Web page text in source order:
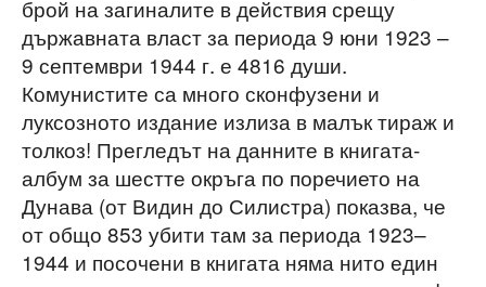
брой на загиналите в действия срещу
държавната власт за периода 9 юни 1923 –
9 септември 1944 г. е 4816 души.
Комунистите са много сконфузени и
луксозното издание излиза в малък тираж и
толкоз! Прегледът на данните в книгата-
албум за шестте окръга по поречието на
Дунава (от Видин до Силистра) показва, че
от общо 853 убити там за периода 1923–
1944 и посочени в книгата няма нито един